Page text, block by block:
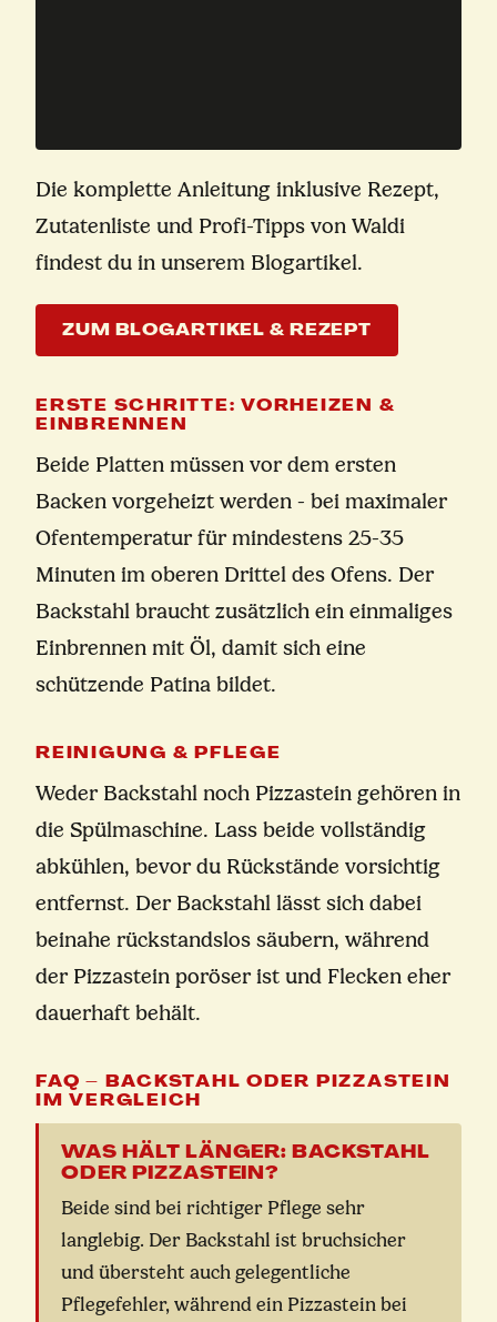
Die komplette Anleitung inklusive Rezept,
Zutatenliste und Profi-Tipps von Waldi
findest du in unserem Blogartikel.
ZUM BLOGARTIKEL & REZEPT
ERSTE SCHRITTE: VORHEIZEN &
EINBRENNEN
Beide Platten müssen vor dem ersten
Backen vorgeheizt werden - bei maximaler
Ofentemperatur für mindestens 25-35
Minuten im oberen Drittel des Ofens. Der
Backstahl braucht zusätzlich ein einmaliges
Einbrennen mit Öl, damit sich eine
schützende Patina bildet.
REINIGUNG & PFLEGE
Weder Backstahl noch Pizzastein gehören in
die Spülmaschine. Lass beide vollständig
abkühlen, bevor du Rückstände vorsichtig
entfernst. Der Backstahl lässt sich dabei
beinahe rückstandslos säubern, während
der Pizzastein poröser ist und Flecken eher
dauerhaft behält.
FAQ – BACKSTAHL ODER PIZZASTEIN
IM VERGLEICH
WAS HÄLT LÄNGER: BACKSTAHL
ODER PIZZASTEIN?
Beide sind bei richtiger Pflege sehr
langlebig. Der Backstahl ist bruchsicher
und übersteht auch gelegentliche
Pflegefehler, während ein Pizzastein bei